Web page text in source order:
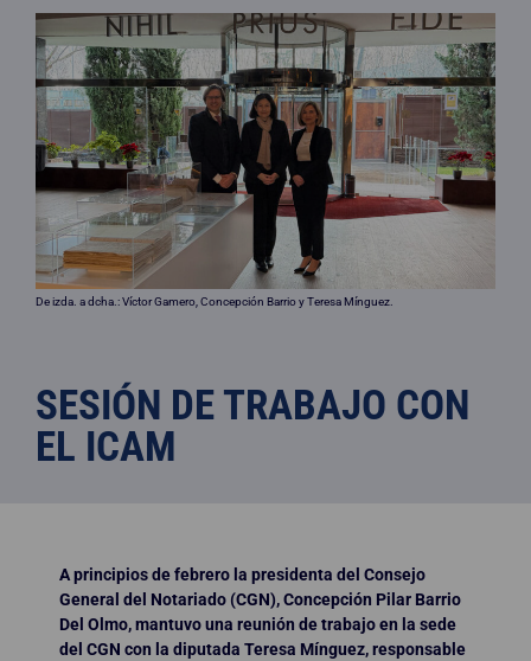
De izda. a dcha.: Víctor Gamero, Concepción Barrio y Teresa Mínguez.
SESIÓN DE TRABAJO CON
EL ICAM
A principios de febrero la presidenta del Consejo
General del Notariado (CGN), Concepción Pilar Barrio
Del Olmo, mantuvo una reunión de trabajo en la sede
del CGN con la diputada Teresa Mínguez, responsable